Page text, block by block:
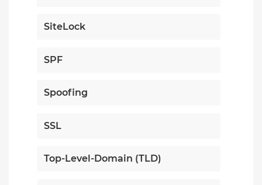
SiteLock
SPF
Spoofing
SSL
Top-Level-Domain (TLD)